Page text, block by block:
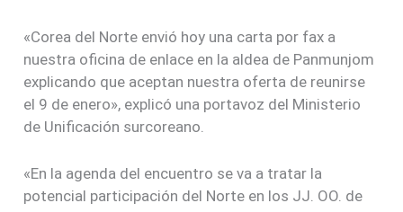
«Corea del Norte envió hoy una carta por fax a
nuestra oficina de enlace en la aldea de Panmunjom
explicando que aceptan nuestra oferta de reunirse
el 9 de enero», explicó una portavoz del Ministerio
de Unificación surcoreano.
«En la agenda del encuentro se va a tratar la
potencial participación del Norte en los JJ. OO. de